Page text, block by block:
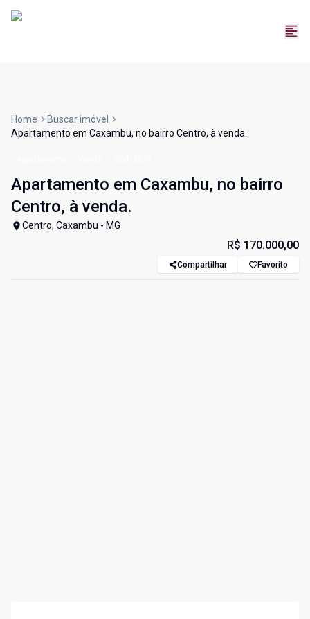
Home
Buscar imóvel
Apartamento em Caxambu, no bairro Centro, à venda.
Apartamento em Caxambu, no bairro
Centro, à venda.
Centro, Caxambu - MG
R$ 170.000,00
Compartilhar Favorito